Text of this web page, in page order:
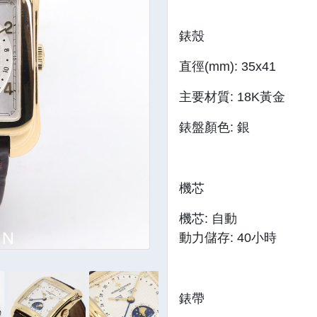
錶
直徑(mm):
主要材質:
錶盤顏色: 銀
機
機芯:
動力儲存:
錶帶